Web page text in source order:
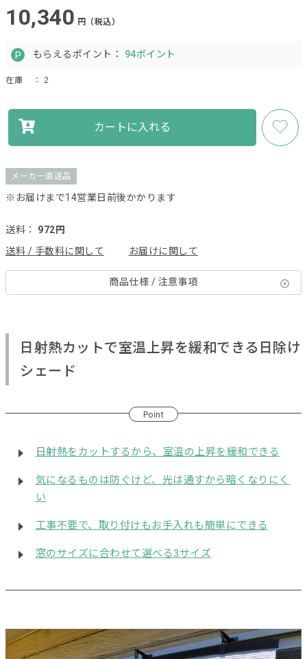
10,340 円（税込）
もらえるポイント： 94ポイント
在庫 ： 2
カートに入れる
メーカー直送品
※お届けまで14営業日前後かかります
送料： 972円
送料 / 手数料に関して
お届けに関して
商品仕様 / 注意事項
日射熱カットで室温上昇を緩和できる日除け
シェード
Point
日射熱をカットするから、室温の上昇を緩和できる
気になるものは防ぐけど、光は通すから暗くなりにく
い
工事不要で、取り付けもお手入れも簡単にできる
窓のサイズに合わせて選べる3サイズ